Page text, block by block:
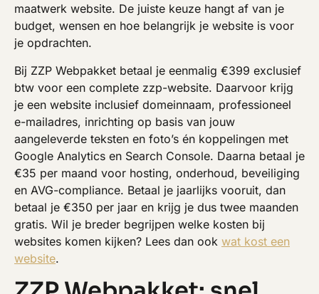
maatwerk website. De juiste keuze hangt af van je
budget, wensen en hoe belangrijk je website is voor
je opdrachten.
Bij ZZP Webpakket betaal je eenmalig €399 exclusief
btw voor een complete zzp-website. Daarvoor krijg
je een website inclusief domeinnaam, professioneel
e-mailadres, inrichting op basis van jouw
aangeleverde teksten en foto’s én koppelingen met
Google Analytics en Search Console. Daarna betaal je
€35 per maand voor hosting, onderhoud, beveiliging
en AVG-compliance. Betaal je jaarlijks vooruit, dan
betaal je €350 per jaar en krijg je dus twee maanden
gratis. Wil je breder begrijpen welke kosten bij
websites komen kijken? Lees dan ook wat kost een
website.